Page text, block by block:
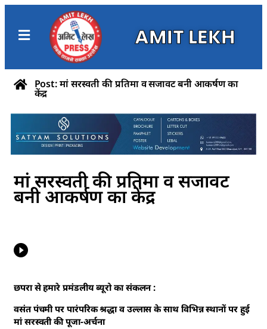
AMIT LEKH
Post: मां सरस्वती की प्रतिमा व सजावट बनी आकर्षण का
केंद्र
मां सरस्वती की प्रतिमा व सजावट
बनी आकर्षण का केंद्र
छपरा से हमारे प्रमंडलीय ब्यूरो का संकलन :
वसंत पंचमी पर पारंपरिक श्रद्धा व उल्लास के साथ विभिन्न स्थानों पर हुई
मां सरस्वती की पूजा-अर्चना